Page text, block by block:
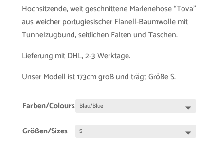
Hochsitzende, weit geschnittene Marlenehose “Tova”
aus weicher portugiesischer Flanell-Baumwolle mit
Tunnelzugbund, seitlichen Falten und Taschen.
Lieferung mit DHL, 2-3 Werktage.
Unser Modell ist 173cm groß und trägt Größe S.
Farben/Colours
Größen/Sizes